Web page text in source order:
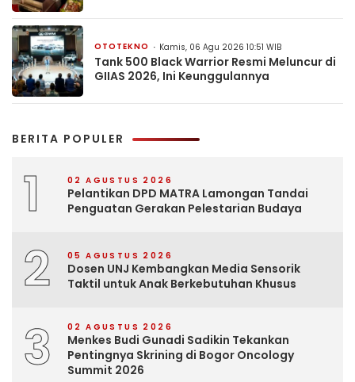
OTOTEKNO Kamis, 06 Agu 2026 10:51 WIB
Tank 500 Black Warrior Resmi Meluncur di
GIIAS 2026, Ini Keunggulannya
BERITA POPULER
1 02 AGUSTUS 2026
Pelantikan DPD MATRA Lamongan Tandai
Penguatan Gerakan Pelestarian Budaya
2 05 AGUSTUS 2026
Dosen UNJ Kembangkan Media Sensorik
Taktil untuk Anak Berkebutuhan Khusus
3 02 AGUSTUS 2026
Menkes Budi Gunadi Sadikin Tekankan
Pentingnya Skrining di Bogor Oncology
Summit 2026